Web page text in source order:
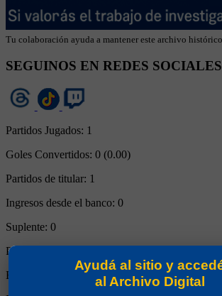
Tu colaboración ayuda a mantener este archivo
SEGUINOS EN REDES SOCIALES
Partidos Jugados: 1
Goles Convertidos: 0 (0.00)
Partidos de titular: 1
Ingresos desde el banco: 0
Suplente: 0
Partidos completos:
Expulsiones:
Ayudá al sitio y
al Archivo Digital